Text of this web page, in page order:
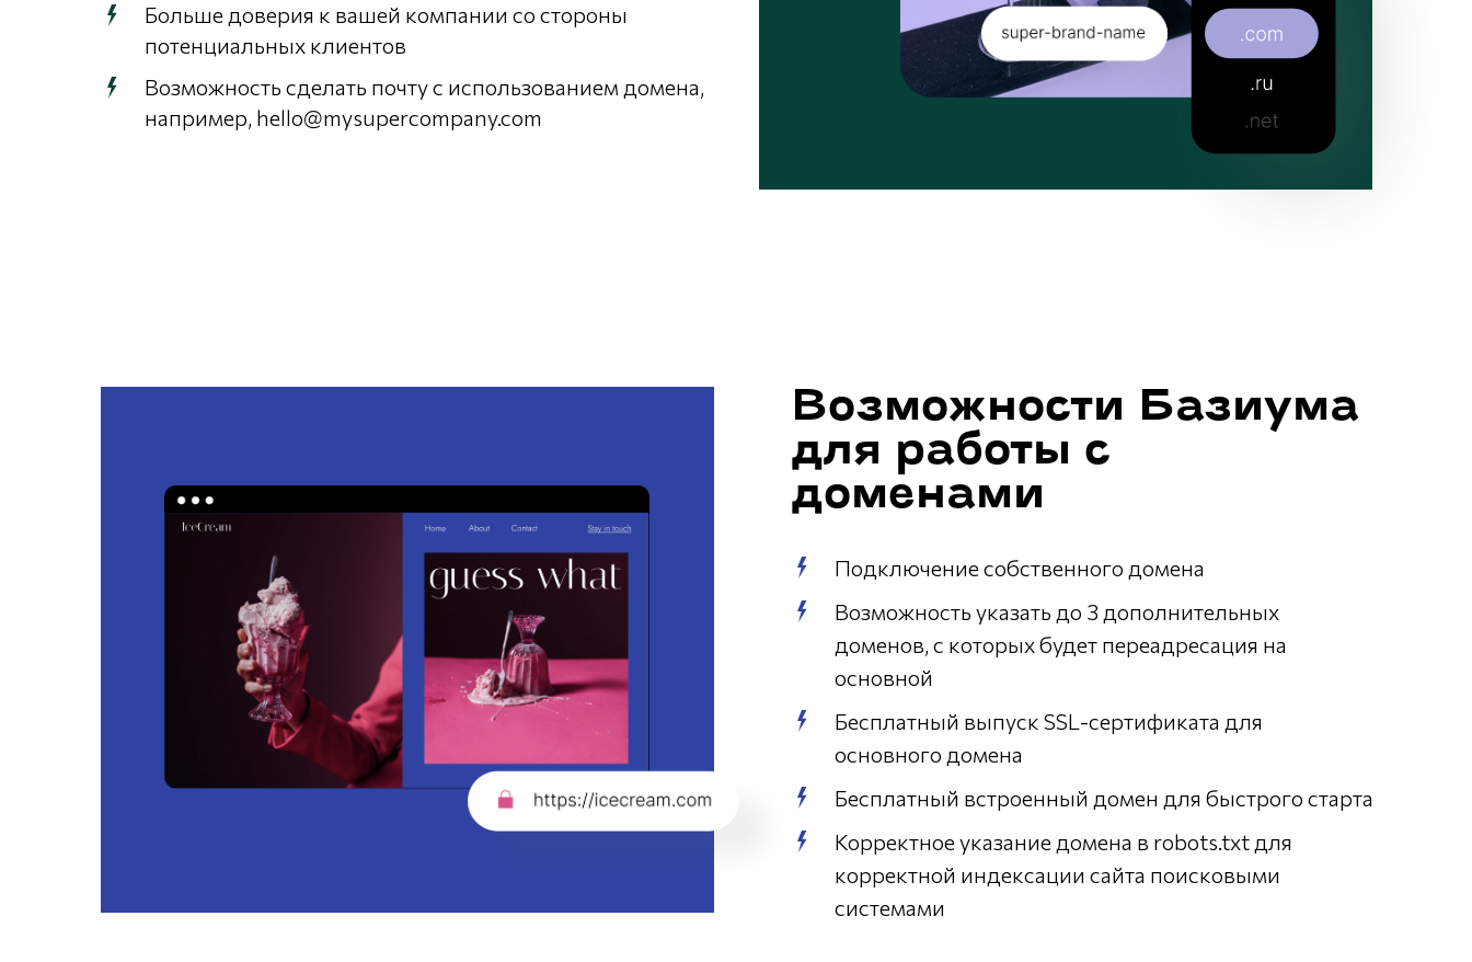
Больше доверия к вашей компании со стороны
потенциальных клиентов
Возможность сделать почту с использованием домена,
например, hello@mysupercompany.com
Возможности Базиума
для работы с
доменами
Подключение собственного домена
Возможность указать до 3 дополнительных
доменов, с которых будет переадресация на
основной
Бесплатный выпуск SSL-сертификата для
основного домена
Бесплатный встроенный домен для быстрого старта
Корректное указание домена в robots.txt для
корректной индексации сайта поисковыми
системами